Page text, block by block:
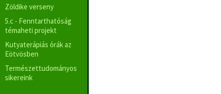
Zöldike verseny
5.c - Fenntarthatóság
témaheti projekt
Kutyaterápiás órák az
Eötvösben
Természettudományos
sikereink